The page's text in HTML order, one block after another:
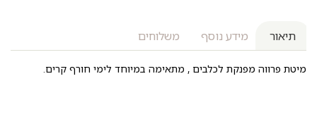
תיאור מידע נוסף משלוחים
מיטת פרווה מפנקת לכלבים , מתאימה במיוחד לימי חורף קרים.